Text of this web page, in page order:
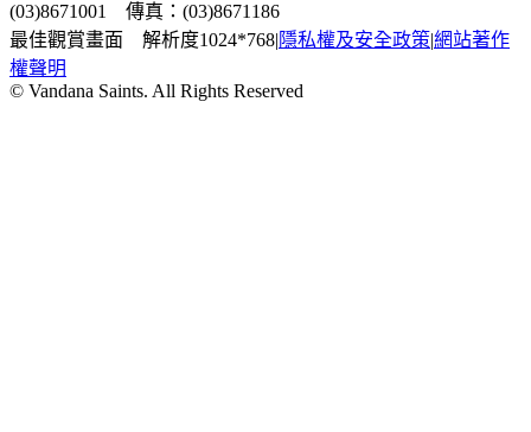
(03)8671001 傳真：(03)8671186
最佳觀賞畫面 解析度1024*768|隱私權及安全政策|網站著作
權聲明
© Vandana Saints. All Rights Reserved